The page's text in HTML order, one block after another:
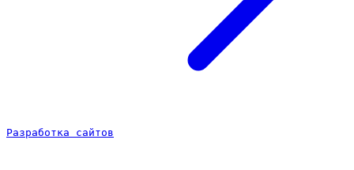
Разработка сайтов